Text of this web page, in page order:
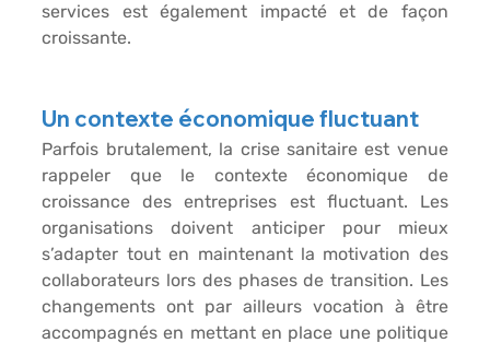
services est également impacté et de façon
croissante.
Un contexte économique fluctuant
Parfois brutalement, la crise sanitaire est venue
rappeler que le contexte économique de
croissance des entreprises est fluctuant. Les
organisations doivent anticiper pour mieux
s’adapter tout en maintenant la motivation des
collaborateurs lors des phases de transition. Les
changements ont par ailleurs vocation à être
accompagnés en mettant en place une politique